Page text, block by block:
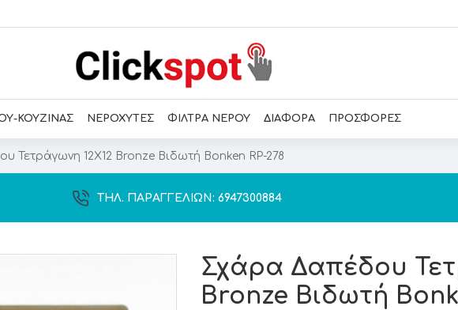
ΚΟΥΖΙΝΑΣ ΝΕΡΟΧΥΤΕΣ ΦΙΛΤΡΑ ΝΕΡΟΥ ΔΙΑΦΟΡΑ ΠΡΟΣΦΟΡΕΣ
Τετράγωνη 12Χ12 Bronze Βιδωτή Bonken RP-278
ΤΗΛ. ΠΑΡΑΓΓΕΛΙΏΝ: 6947300884
Σχάρα Δαπέδου
Bronze Βιδωτή